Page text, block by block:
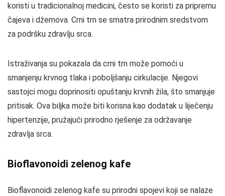
koristi u tradicionalnoj medicini, često se koristi za pripremu
čajeva i džemova. Crni trn se smatra prirodnim sredstvom
za podršku zdravlju srca.
Istraživanja su pokazala da crni trn može pomoći u
smanjenju krvnog tlaka i poboljšanju cirkulacije. Njegovi
sastojci mogu doprinositi opuštanju krvnih žila, što smanjuje
pritisak. Ova biljka može biti korisna kao dodatak u liječenju
hipertenzije, pružajući prirodno rješenje za održavanje
zdravlja srca.
Bioflavonoidi zelenog kafe
Bioflavonoidi zelenog kafe su prirodni spojevi koji se nalaze